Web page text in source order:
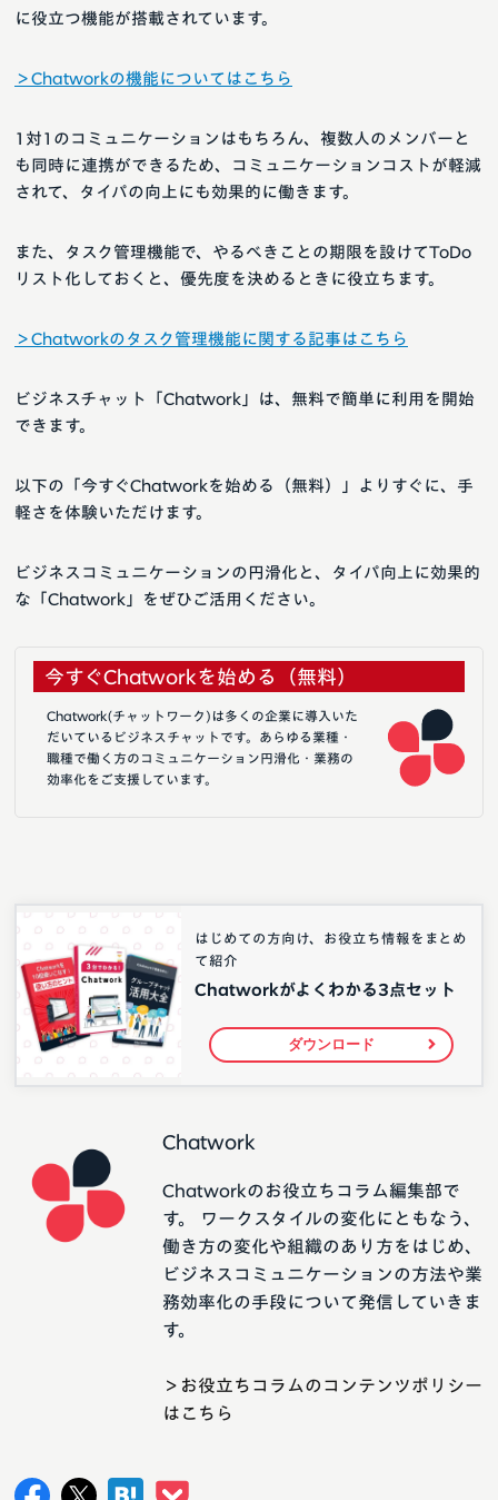
に役立つ機能が搭載されています。
＞Chatworkの機能についてはこちら
1対1のコミュニケーションはもちろん、複数人のメンバーと
も同時に連携ができるため、コミュニケーションコストが軽減
されて、タイパの向上にも効果的に働きます。
また、タスク管理機能で、やるべきことの期限を設けてToDo
リスト化しておくと、優先度を決めるときに役立ちます。
＞Chatworkのタスク管理機能に関する記事はこちら
ビジネスチャット「Chatwork」は、無料で簡単に利用を開始
できます。
以下の「今すぐChatworkを始める（無料）」よりすぐに、手
軽さを体験いただけます。
ビジネスコミュニケーションの円滑化と、タイパ向上に効果的
な「Chatwork」をぜひご活用ください。
今すぐChatworkを始める（無料）
Chatwork(チャットワーク)は多くの企業に導入いた
だいているビジネスチャットです。あらゆる業種・
職種で働く方のコミュニケーション円滑化・業務の
効率化をご支援しています。
はじめての方向け、お役立ち情報をまとめ
て紹介
Chatworkがよくわかる3点セット
ダウンロード
Chatwork
Chatworkのお役立ちコラム編集部で
す。 ワークスタイルの変化にともなう、
働き方の変化や組織のあり方をはじめ、
ビジネスコミュニケーションの方法や業
務効率化の手段について発信していきま
す。
＞お役立ちコラムのコンテンツポリシー
はこちら